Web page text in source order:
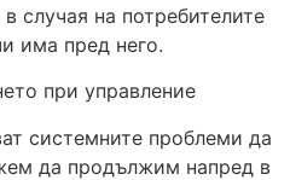
случая на потребителите
има пред него.
при управление
системните проблеми да
да продължим напред в